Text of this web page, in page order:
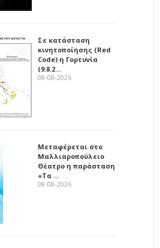
Σε κατάσταση
κινητοποίησης (Red
Code) η Γορτυνία
(9.8.2…
08-08-2026
Μεταφέρεται στο
Μαλλιαροπούλειο
Θέατρο η παράσταση
«Τα …
08-08-2026